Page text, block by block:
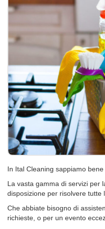
In Ital Cleaning sappiamo
La vasta gamma di servizi per
disposizione per risolvere tutte
Che abbiate bisogno di
richieste, o per un evento